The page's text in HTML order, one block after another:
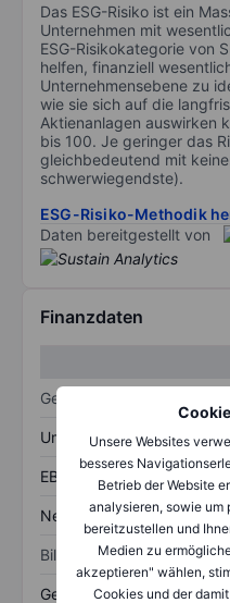
Unsere Websites
besseres
Betrieb der Website
analysieren, sowie um
bereitzustellen und
Medien zu
akzeptieren" wählen,
Cookies und der
Das ESG-Risiko ist ein
Unternehmen mit
ESG-Risikokategorie von
helfen, finanziell
Unternehmensebene zu
wie sie sich auf die
Aktienanlagen auswirken
bis 100. Je geringer das
gleichbedeutend mit
schwerwiegendste).
ESG-Risiko-Methodik
Daten bereitgestellt von
Finanzdaten
Gewinn- und
Umsatz
EBITDA
Nettoeinkommen
Bilanz
Gesamtvermögen